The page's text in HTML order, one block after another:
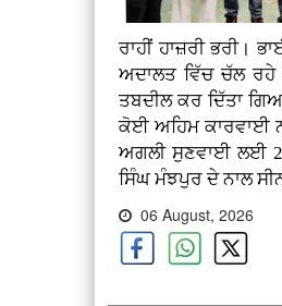
ਰਾਹੀਂ ਹਾਜ਼ਰੀ ਭਰੀ।
ਅਦਾਲਤ ਵਿੱਚ ਚੱਲ
ਤਬਦੀਲ ਕਰ ਦਿੱਤਾ
ਕੋਈ ਅਹਿਮ ਕਾਰਵਾਈ
ਅਗਲੀ ਸੁਣਵਾਈ ਲਈ
ਸਿੰਘ ਮੰਝਪੁਰ ਦੇ ਨਾਲ
06 August, 2026